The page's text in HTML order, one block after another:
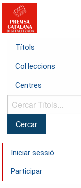
Títols
Col·leccions
Centres
Cercar
Títols...
Iniciar sessió
Participar